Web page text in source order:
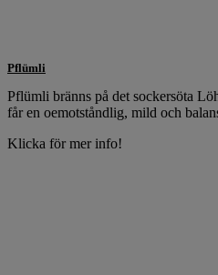
Pflümli
Pflümli bränns på det sockersöta
får en oemotståndlig, mild och
Klicka för mer info!